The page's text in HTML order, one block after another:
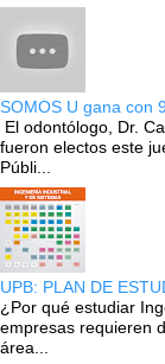
SOMOS U gana con
El odontólogo, Dr.
fueron electos este
Públi...
UPB: PLAN DE
¿Por qué estudiar
empresas requieren
área...